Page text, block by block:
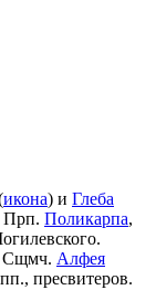
икона) и Глеба
Прп. Поликарпа,
Сщмч. Алфея
пресвитеров.